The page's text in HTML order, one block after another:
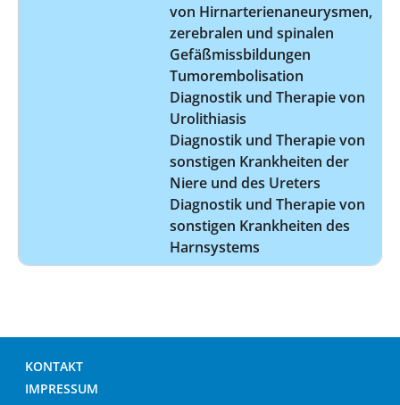
von Hirnarterienaneurysmen,
zerebralen und spinalen
Gefäßmissbildungen
Tumorembolisation
Diagnostik und Therapie von
Urolithiasis
Diagnostik und Therapie von
sonstigen Krankheiten der
Niere und des Ureters
Diagnostik und Therapie von
sonstigen Krankheiten des
Harnsystems
KONTAKT
IMPRESSUM